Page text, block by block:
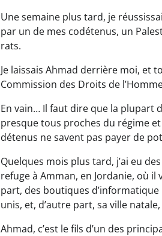
Une semaine plus tard, je
par un de mes codétenus, un
rats.
Je laissais Ahmad derrière moi, et
Commission des Droits de
En vain… Il faut dire que la plupart
presque tous proches du régime
détenus ne savent pas payer de
Quelques mois plus tard, j’ai eu
refuge à Amman, en Jordanie, où
part, des boutiques
unis, et, d’autre part, sa ville
Ahmad, c’est le fils d’un des